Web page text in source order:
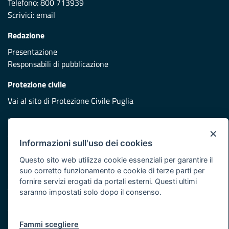
Telefono: 800 713939
Scrivici:email
Redazione
Presentazione
Responsabili di pubblicazione
Protezione civile
Vai al sito di Protezione Civile Puglia
Iniziativa finanziata con risorse del POR Puglia 2014/2020 -
Asse XI
Note legali
Cookie e privacy
Atti di notifica
Servizi Intranet
×
Informazioni sull'uso dei cookies
Questo sito web utilizza cookie essenziali per garantire il
suo corretto funzionamento e cookie di terze parti per
fornire servizi erogati da portali esterni. Questi ultimi
saranno impostati solo dopo il consenso.
Fammi scegliere